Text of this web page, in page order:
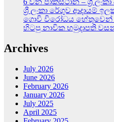
6 වන පාකිස්ථාන – ශ්‍රී
ශ්‍රී ලංකා රේගුව ආදායම්
ගොවි විරෝධය හේතුවෙන්
හිටපු නාවික හමුදාපති
Archives
July 2026
June 2026
February 2026
January 2026
July 2025
April 2025